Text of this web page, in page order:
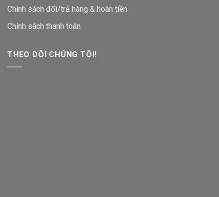
Chinh sách đổi/trả hàng & hoàn tiền
Chính sách thanh toán
THEO DÕI CHÚNG TÔI!